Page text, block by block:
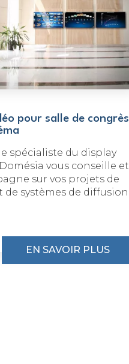
pour salle de congrès
spécialiste du display
vous conseille et
sur vos projets de
systèmes de diffusion
EN SAVOIR PLUS